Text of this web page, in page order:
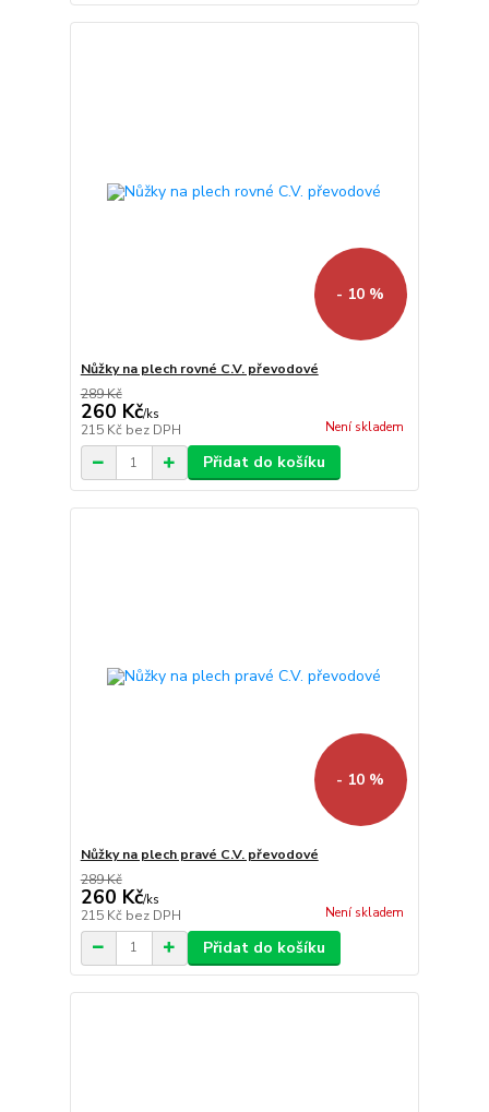
- 10 %
Nůžky na plech rovné C.V. převodové
289 Kč
260 Kč/ks
215 Kč bez DPH Není skladem
Přidat do košíku
- 10 %
Nůžky na plech pravé C.V. převodové
289 Kč
260 Kč/ks
215 Kč bez DPH Není skladem
Přidat do košíku